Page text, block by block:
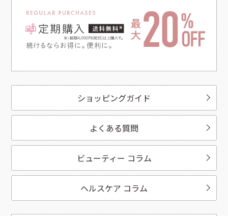
ショッピングガイド
よくある質問
ビューティー コラム
ヘルスケア コラム